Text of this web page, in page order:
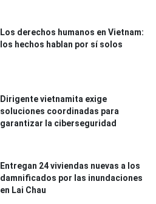
Los derechos humanos en Vietnam:
los hechos hablan por sí solos
Dirigente vietnamita exige
soluciones coordinadas para
garantizar la ciberseguridad
Entregan 24 viviendas nuevas a los
damnificados por las inundaciones
en Lai Chau